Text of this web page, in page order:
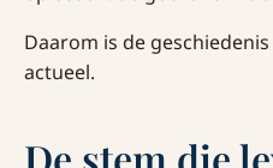
Daarom is de
actueel.
De stem die